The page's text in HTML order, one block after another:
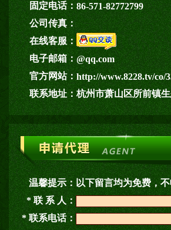
固定电话：86-571-82772799
公司传真：
在线客服：
电子邮箱：@qq.com
官方网站：http://www.8228.tv/co/
联系地址：杭州市萧山区所前镇
温馨提示：以下留言均为免费，
* 联 系 人：
* 联系电话：